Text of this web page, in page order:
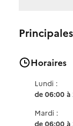
Horaires
Lundi :
de 06:00 à
Mardi :
de 06:00 à